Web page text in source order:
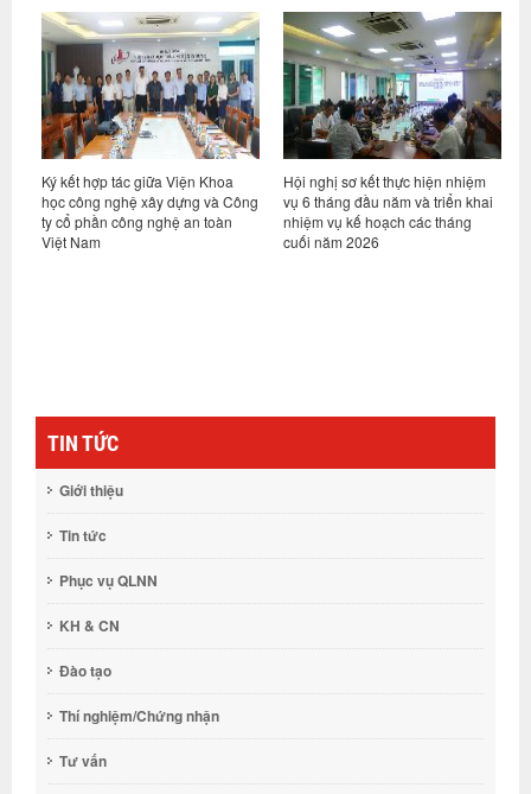
Ký kết hợp tác giữa Viện Khoa
học công nghệ xây dựng và Công
ty cổ phần công nghệ an toàn
Việt Nam
Hội nghị sơ kết thực hiện nhiệm
vụ 6 tháng đầu năm và triển khai
nhiệm vụ kế hoạch các tháng
cuối năm 2026
TIN TỨC
Giới thiệu
Tin tức
Phục vụ QLNN
KH & CN
Đào tạo
Thí nghiệm/Chứng nhận
Tư vấn